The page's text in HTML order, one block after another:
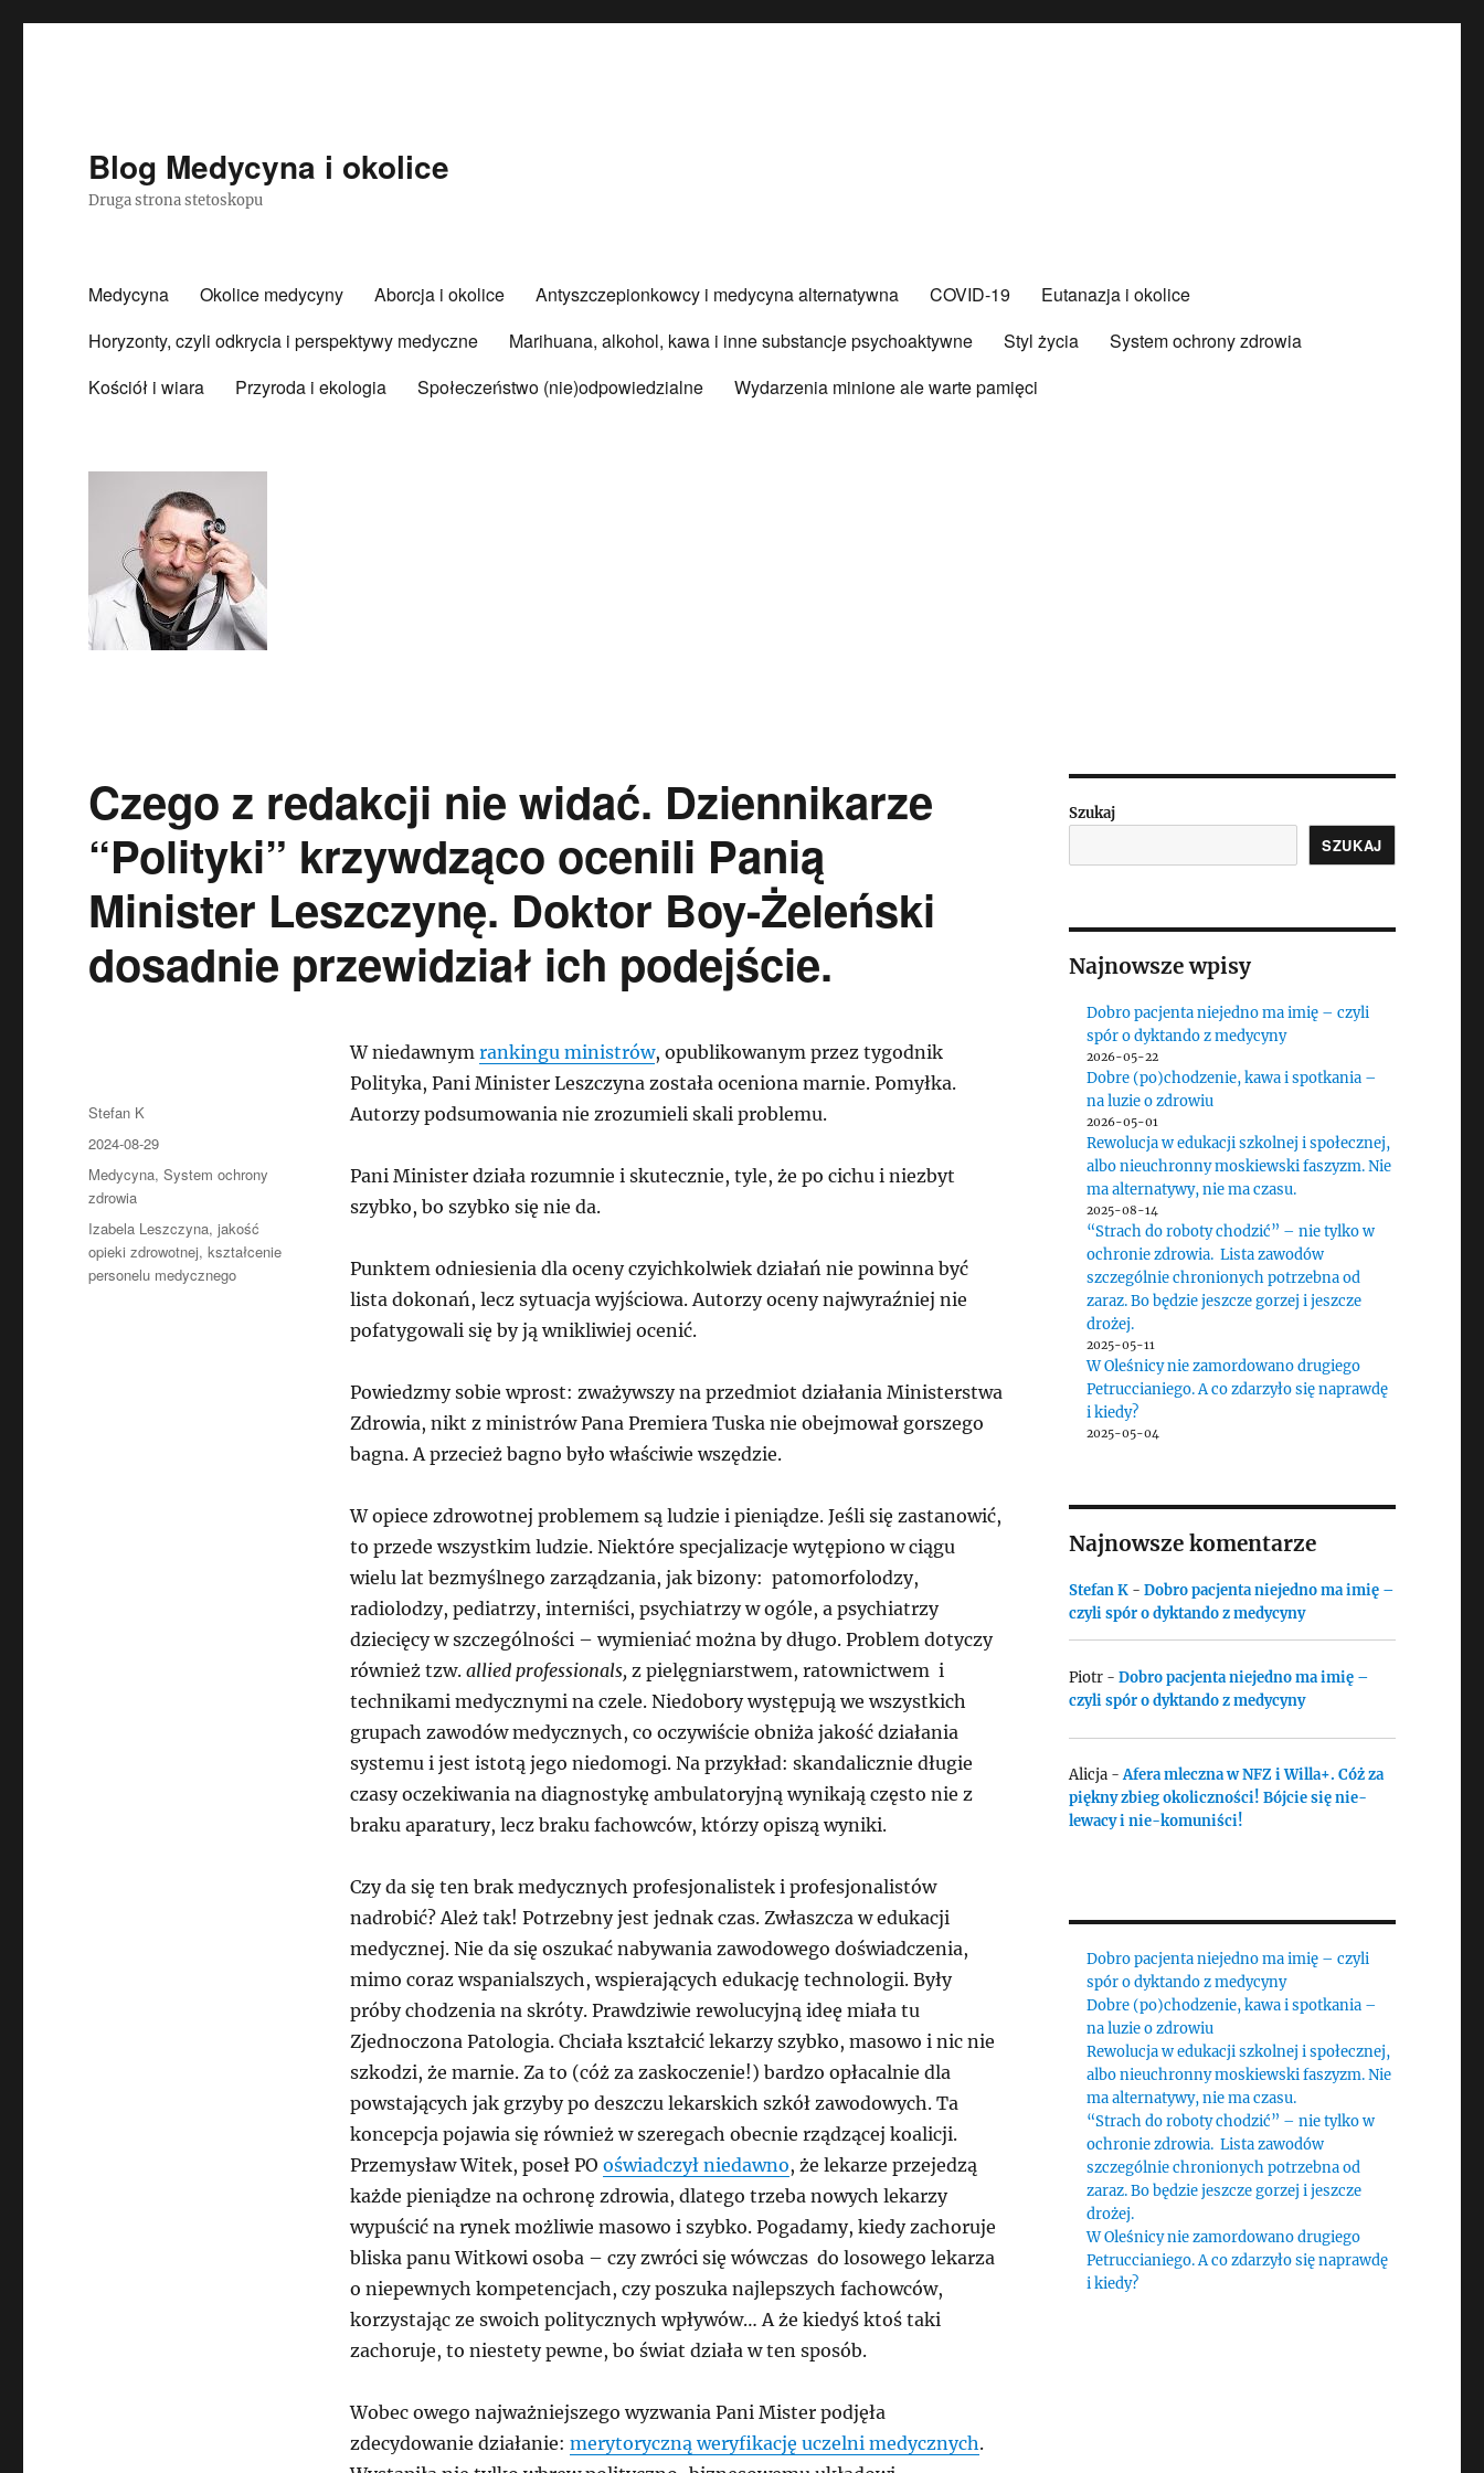
Blog Medycyna i okolice
Druga strona stetoskopu
Medycyna Okolice medycyny Aborcja i okolice Antyszczepionkowcy i medycyna alternatywna COVID-19
Eutanazja i okolice
Horyzonty, czyli odkrycia i perspektywy medyczne
Marihuana, alkohol, kawa i inne substancje psychoaktywne Styl życia
System ochrony zdrowia
Kościół i wiara
Przyroda i ekologia Społeczeństwo (nie)odpowiedzialne Wydarzenia minione ale warte pamięci
Czego z redakcji nie widać. Dziennikarze
“Polityki” krzywdząco ocenili Panią
Minister Leszczynę. Doktor Boy-Żeleński
dosadnie przewidział ich podejście.
W niedawnym rankingu ministrów, opublikowanym przez tygodnik
Polityka, Pani Minister Leszczyna została oceniona marnie. Pomyłka.
Autorzy podsumowania nie zrozumieli skali problemu.
Pani Minister działa rozumnie i skutecznie, tyle, że po cichu i niezbyt
szybko, bo szybko się nie da.
Punktem odniesienia dla oceny czyichkolwiek działań nie powinna być
lista dokonań, lecz sytuacja wyjściowa. Autorzy oceny najwyraźniej nie
pofatygowali się by ją wnikliwiej ocenić.
Powiedzmy sobie wprost: zważywszy na przedmiot działania Ministerstwa
Zdrowia, nikt z ministrów Pana Premiera Tuska nie obejmował gorszego
bagna. A przecież bagno było właściwie wszędzie.
W opiece zdrowotnej problemem są ludzie i pieniądze. Jeśli się zastanowić,
to przede wszystkim ludzie. Niektóre specjalizacje wytępiono w ciągu
wielu lat bezmyślnego zarządzania, jak bizony: patomorfolodzy,
radiolodzy, pediatrzy, interniści, psychiatrzy w ogóle, a psychiatrzy
dziecięcy w szczególności – wymieniać można by długo. Problem dotyczy
również tzw. allied professionals, z pielęgniarstwem, ratownictwem i
technikami medycznymi na czele. Niedobory występują we wszystkich
grupach zawodów medycznych, co oczywiście obniża jakość działania
systemu i jest istotą jego niedomogi. Na przykład: skandalicznie długie
czasy oczekiwania na diagnostykę ambulatoryjną wynikają często nie z
braku aparatury, lecz braku fachowców, którzy opiszą wyniki.
Czy da się ten brak medycznych profesjonalistek i profesjonalistów
nadrobić? Ależ tak! Potrzebny jest jednak czas. Zwłaszcza w edukacji
medycznej. Nie da się oszukać nabywania zawodowego doświadczenia,
mimo coraz wspanialszych, wspierających edukację technologii. Były
próby chodzenia na skróty. Prawdziwie rewolucyjną ideę miała tu
Zjednoczona Patologia. Chciała kształcić lekarzy szybko, masowo i nic nie
szkodzi, że marnie. Za to (cóż za zaskoczenie!) bardzo opłacalnie dla
powstających jak grzyby po deszczu lekarskich szkół zawodowych. Ta
koncepcja pojawia się również w szeregach obecnie rządzącej koalicji.
Przemysław Witek, poseł PO oświadczył niedawno, że lekarze przejedzą
każde pieniądze na ochronę zdrowia, dlatego trzeba nowych lekarzy
wypuścić na rynek możliwie masowo i szybko. Pogadamy, kiedy zachoruje
bliska panu Witkowi osoba – czy zwróci się wówczas do losowego lekarza
o niepewnych kompetencjach, czy poszuka najlepszych fachowców,
korzystając ze swoich politycznych wpływów… A że kiedyś ktoś taki
zachoruje, to niestety pewne, bo świat działa w ten sposób.
Wobec owego najważniejszego wyzwania Pani Mister podjęła
zdecydowanie działanie: merytoryczną weryfikację uczelni medycznych.
Autor
Stefan K
Data
publikacji
2024-08-29
Kategorie
Medycyna,System ochrony
zdrowia
Tagi
Izabela Leszczyna,jakość
opieki zdrowotnej,kształcenie
personelu medycznego
Szukaj
SZUKAJ
Najnowsze wpisy
Dobro pacjenta niejedno ma imię – czyli
spór o dyktando z medycyny
2026-05-22
Dobre (po)chodzenie, kawa i spotkania –
na luzie o zdrowiu
2026-05-01
Rewolucja w edukacji szkolnej i społecznej,
albo nieuchronny moskiewski faszyzm. Nie
ma alternatywy, nie ma czasu.
2025-08-14
“Strach do roboty chodzić” – nie tylko w
ochronie zdrowia. Lista zawodów
szczególnie chronionych potrzebna od
zaraz. Bo będzie jeszcze gorzej i jeszcze
drożej.
2025-05-11
W Oleśnicy nie zamordowano drugiego
Petruccianiego. A co zdarzyło się naprawdę
i kiedy?
2025-05-04
Najnowsze komentarze
Stefan K- Dobro pacjenta niejedno ma imię –
czyli spór o dyktando z medycyny
Piotr- Dobro pacjenta niejedno ma imię –
czyli spór o dyktando z medycyny
Alicja-Afera mleczna w NFZ i Willa+. Cóż za
piękny zbieg okoliczności! Bójcie się nie-
lewacy i nie-komuniści!
Dobro pacjenta niejedno ma imię – czyli
spór o dyktando z medycyny
Dobre (po)chodzenie, kawa i spotkania –
na luzie o zdrowiu
Rewolucja w edukacji szkolnej i społecznej,
albo nieuchronny moskiewski faszyzm. Nie
ma alternatywy, nie ma czasu.
“Strach do roboty chodzić” – nie tylko w
ochronie zdrowia. Lista zawodów
szczególnie chronionych potrzebna od
zaraz. Bo będzie jeszcze gorzej i jeszcze
drożej.
W Oleśnicy nie zamordowano drugiego
Petruccianiego. A co zdarzyło się naprawdę
i kiedy?